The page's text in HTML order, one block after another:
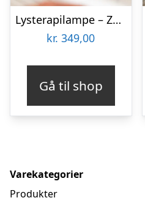
Lysterapilampe – Zenkuru
kr. 349,00
Gå til shop
Varekategorier
Produkter